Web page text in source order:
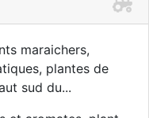
maraichers,
plantes de
sud du...